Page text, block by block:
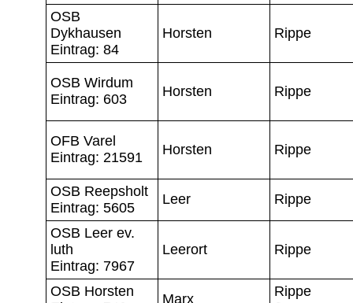
OSB
Dykhausen
Eintrag: 84
Horsten Rippe
OSB Wirdum
Eintrag: 603
Horsten Rippe
OFB Varel
Eintrag: 21591
Horsten Rippe
OSB Reepsholt
Eintrag: 5605
Leer Rippe
OSB Leer ev.
luth
Eintrag: 7967
Leerort Rippe
OSB Horsten
Marx
Rippe